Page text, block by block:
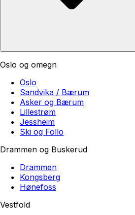
Oslo og omegn
Oslo
Sandvika / Bærum
Asker og Bærum
Lillestrøm
Jessheim
Ski og Follo
Drammen og Buskerud
Drammen
Kongsberg
Hønefoss
Vestfold